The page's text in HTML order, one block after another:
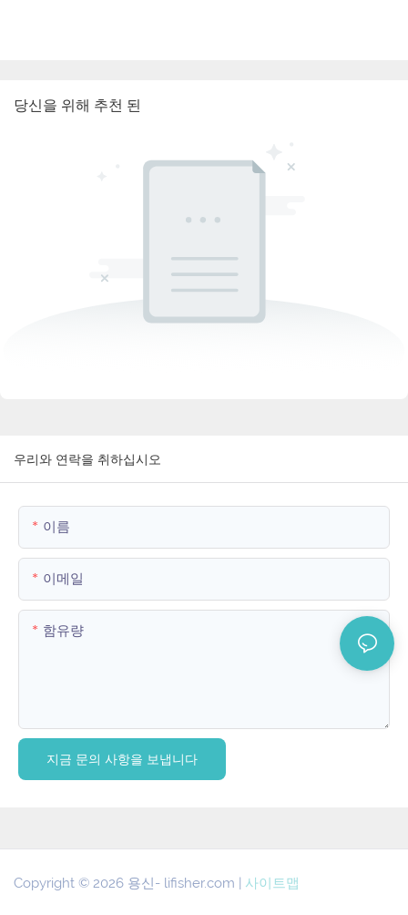
당신을 위해 추천 된
우리와 연락을 취하십시오
이름
이메일
함유량
지금 문의 사항을 보냅니다
Copyright © 2026 용신- lifisher.com | 사이트맵